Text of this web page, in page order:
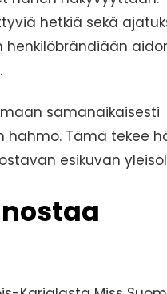
hetkiä sekä
samanaikaisesti
Tämä tekee
esikuvan